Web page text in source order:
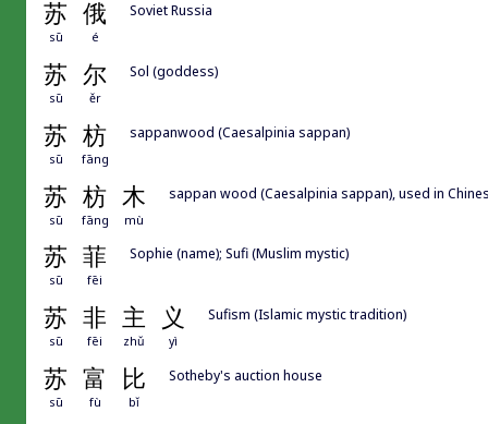
苏 俄
sū é
Soviet Russia
苏 尔
sū ěr
Sol (goddess)
苏 枋
sū fāng
sappanwood (Caesalpinia sappan)
苏 枋 木
sū fāng mù
sappan wood (Caesalpinia sappan), used in
苏 菲
sū fēi
Sophie (name); Sufi (Muslim mystic)
苏 非 主 义
sū fēi zhǔ yì
Sufism (Islamic mystic tradition)
苏 富 比
sū fù bǐ
Sotheby's auction house